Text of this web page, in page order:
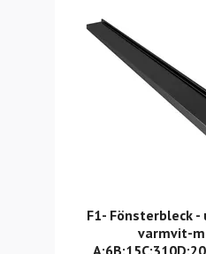
F1- Fönsterbleck
varmvit-